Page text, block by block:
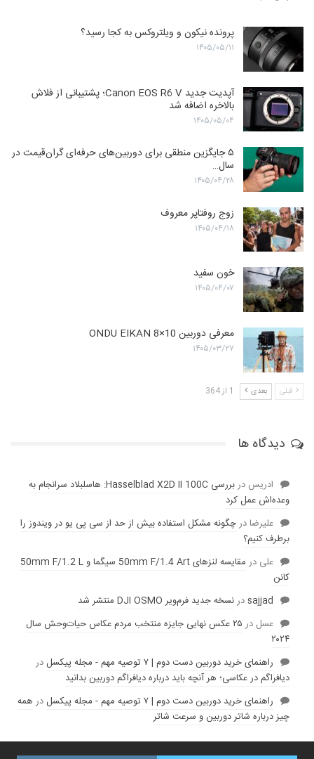
پرونده نیکون و ویلتروکس به کجا رسید؟
۱۴۰۵/۰۵/۱۱
آپدیت جدید Canon EOS R6 V؛ پشتیبانی از فلاش
بالاخره اضافه شد
۱۴۰۵/۰۵/۰۴
۵ جایگزین منطقی برای دوربین‌های حرفه‌ای گران‌قیمت در
سال…
۱۴۰۵/۰۴/۲۸
زوج روفتاپر معروف
۱۴۰۵/۰۴/۱۸
خون سفید
۱۴۰۵/۰۴/۰۷
معرفی دوربین ONDU EIKAN 8×10
۱۴۰۵/۰۳/۲۷
قبلی بعدی 1 از 364
دیدگاه ها
ادریس در
بررسی Hasselblad X2D II 100C: هاسلبلاد سرانجام به
وعده‌‌اش عمل کرد
عليرضادرچگونه مشکل استفاده بیش از حد از سی پی یو در ویندوز را
برطرف کنیم؟
علی در
مقایسه لنز‌های 50mm F/1.4 Art سیگما و 50mm F/1.2 L
کانن
sajjadدرنسخه جدید فرم‌ویر DJI OSMO منتشر شد
عسل در
۲۵ عکس نهایی جایزه منتخب مردم عکاس حیات‌وحش سال
۲۰۲۴
راهنمای خرید دوربین دست دوم | ۷ توصیه مهم - مجله پیکسل
در
دیافراگم در عکاسی؛ هر آنچه باید درباره دیافراگم دوربین بدانید
راهنمای خرید دوربین دست دوم | ۷ توصیه مهم - مجله پیکسل
در همه
چیز درباره شاتر دوربین و سرعت شاتر